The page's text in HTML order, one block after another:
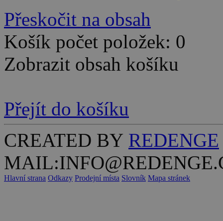
Přeskočit na obsah
Košík počet položek: 0
Zobrazit obsah košíku
Přejít do košíku
CREATED BY REDENGE
Hlavní strana Odkazy Prodejní místa Slovník Mapa stránek